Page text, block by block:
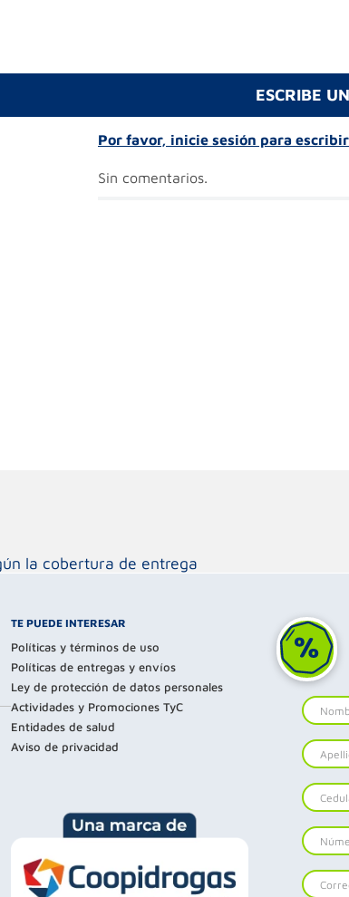
ESCRIBE
Por favor, inicie sesión para
Sin comentarios.
la cobertura de entrega
TE PUEDE INTERESAR
Políticas y términos de uso
Políticas de entregas y envíos
Ley de protección de datos personales
Actividades y Promociones TyC
Entidades de salud
Aviso de privacidad